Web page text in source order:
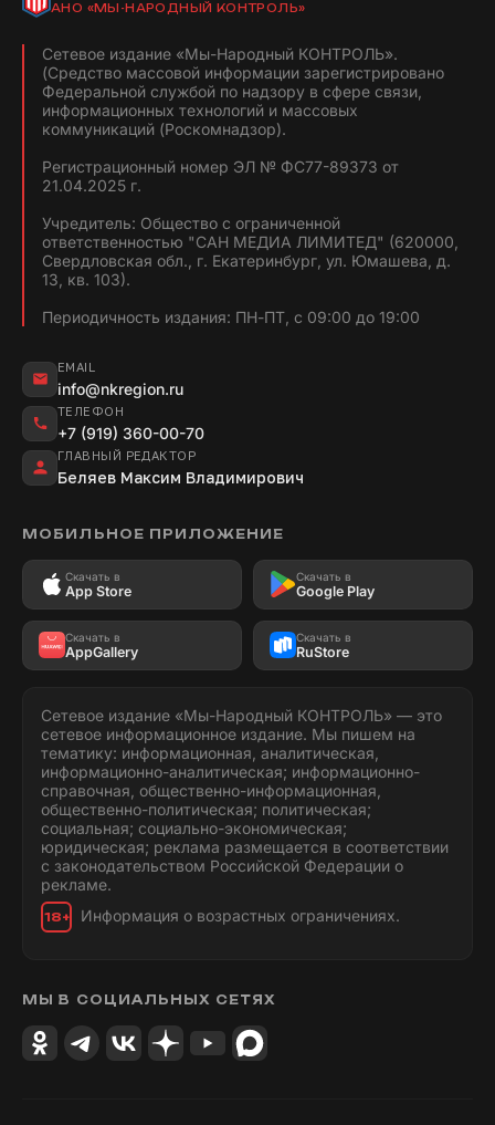
АНО «МЫ-НАРОДНЫЙ КОНТРОЛЬ»
Сетевое издание «Мы-Народный КОНТРОЛЬ».
(Средство массовой информации зарегистрировано
Федеральной службой по надзору в сфере связи,
информационных технологий и массовых
коммуникаций (Роскомнадзор).
Регистрационный номер ЭЛ № ФС77-89373 от
21.04.2025 г.
Учредитель: Общество с ограниченной
ответственностью "САН МЕДИА ЛИМИТЕД" (620000,
Свердловская обл., г. Екатеринбург, ул. Юмашева, д.
13, кв. 103).
Периодичность издания: ПН-ПТ, с 09:00 до 19:00
EMAIL
info@nkregion.ru
ТЕЛЕФОН
+7 (919) 360-00-70
ГЛАВНЫЙ РЕДАКТОР
Беляев Максим Владимирович
МОБИЛЬНОЕ ПРИЛОЖЕНИЕ
Скачать в
App Store
Скачать в
Google Play
Скачать в
AppGallery
Скачать в
RuStore
Сетевое издание «Мы-Народный КОНТРОЛЬ» — это
сетевое информационное издание. Мы пишем на
тематику: информационная, аналитическая,
информационно-аналитическая; информационно-
справочная, общественно-информационная,
общественно-политическая; политическая;
социальная; социально-экономическая;
юридическая; реклама размещается в соответствии
с законодательством Российской Федерации о
рекламе.
18+ Информация о возрастных ограничениях.
МЫ В СОЦИАЛЬНЫХ СЕТЯХ